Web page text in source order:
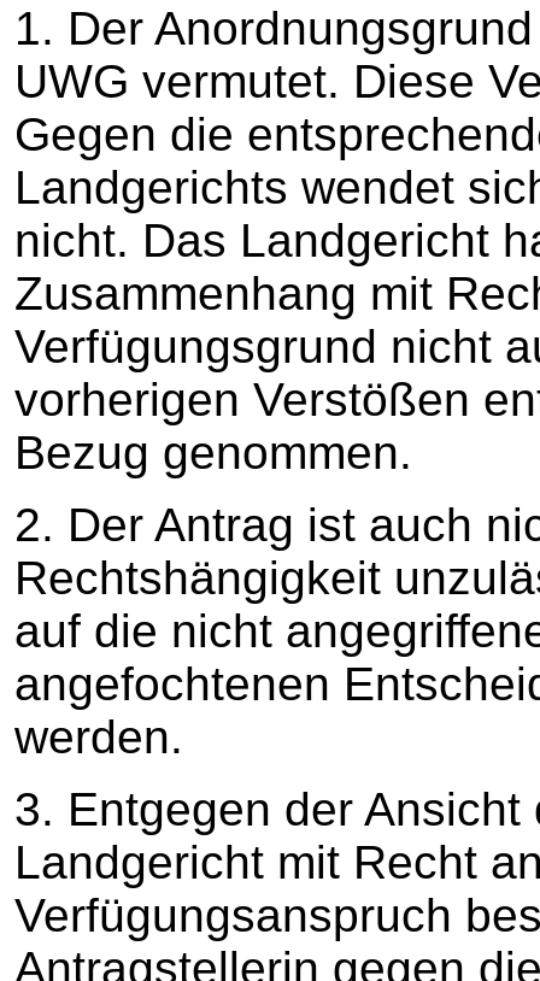
1. Der
UWG vermutet. Diese
Gegen die
Landgerichts wendet
nicht. Das Landgericht
Zusammenhang mit
Verfügungsgrund nicht
vorherigen Verstößen
Bezug genommen.
2. Der Antrag ist auch
Rechtshängigkeit
auf die nicht
angefochtenen
werden.
3. Entgegen der
Landgericht mit Recht
Verfügungsanspruch
Antragstellerin gegen